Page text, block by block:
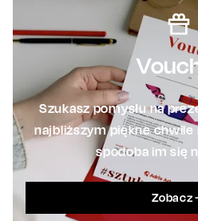
Szukasz pomysłu na
najbliższym piękne chwile
spodoba im się
Zobacz